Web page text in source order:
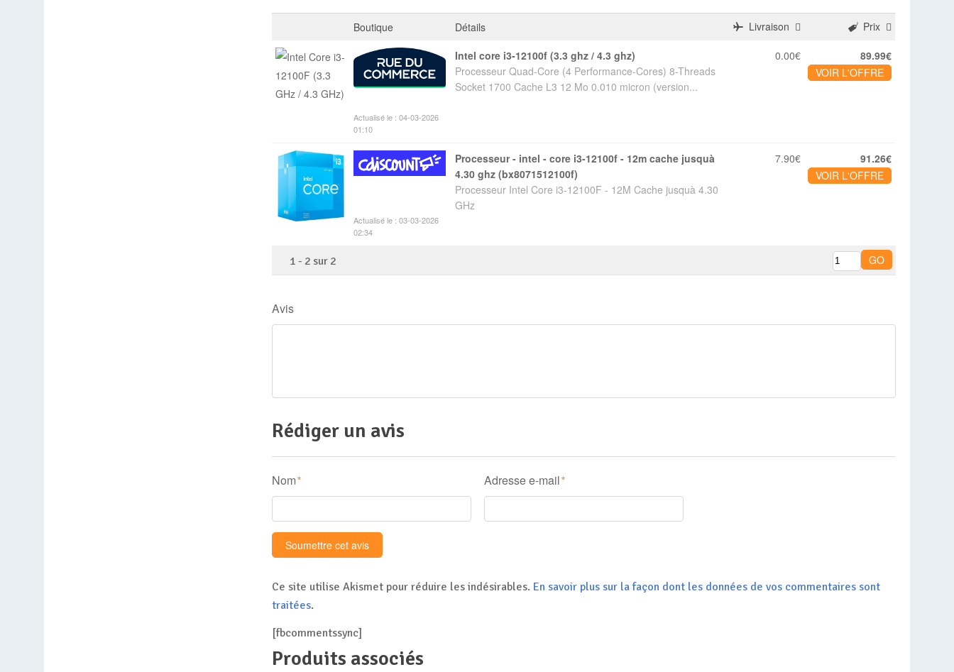
Boutique Détails Livraison Prix
Actualisé le : 04-03-2026
01:10
intel core i3-12100f (3.3 ghz / 4.3 ghz)
Processeur Quad-Core (4 Performance-Cores) 8-Threads
Socket 1700 Cache L3 12 Mo 0.010 micron (version...
0.00€
89.99€
VOIR L'OFFRE
Actualisé le : 03-03-2026
02:34
processeur - intel - core i3-12100f - 12m cache jusquà
4.30 ghz (bx8071512100f)
Processeur Intel Core i3-12100F - 12M Cache jusquà 4.30
GHz
7.90€
91.26€
VOIR L'OFFRE
1 - 2 sur 2
Avis
Rédiger un avis
Nom * Adresse e-mail *
Ce site utilise Akismet pour réduire les indésirables. En savoir plus sur la façon dont les données de vos commentaires sont
traitées.
[fbcommentssync]
Produits associés